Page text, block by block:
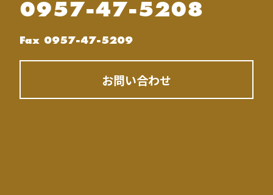
0957-47-5208
Fax 0957-47-5209
お問い合わせ